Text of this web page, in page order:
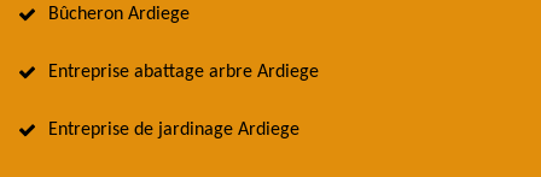
Bûcheron Ardiege
Entreprise abattage arbre Ardiege
Entreprise de jardinage Ardiege